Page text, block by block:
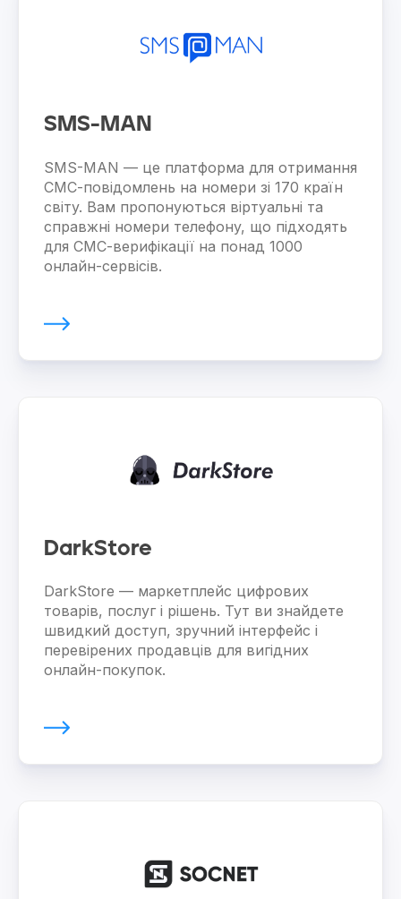
SMS-MAN
SMS-MAN — це платформа для отримання
СМС-повідомлень на номери зі 170 країн
світу. Вам пропонуються віртуальні та
справжні номери телефону, що підходять
для СМС-верифікації на понад 1000
онлайн-сервісів.
DarkStore
DarkStore — маркетплейс цифрових
товарів, послуг і рішень. Тут ви знайдете
швидкий доступ, зручний інтерфейс і
перевірених продавців для вигідних
онлайн-покупок.